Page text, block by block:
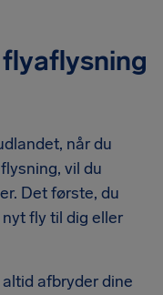
når du
vil du
Det første, du
fly til dig eller
afbryder dine